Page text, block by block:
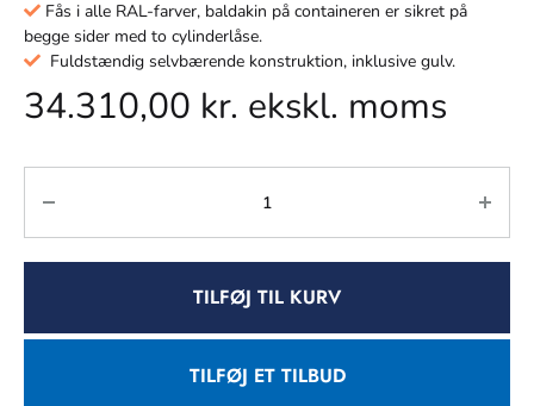
Fås i alle RAL-farver, baldakin på containeren er sikret på
begge sider med to cylinderlåse.
Fuldstændig selvbærende konstruktion, inklusive gulv.
34.310,00 kr. ekskl. moms
TILFØJ TIL KURV
TILFØJ ET TILBUD